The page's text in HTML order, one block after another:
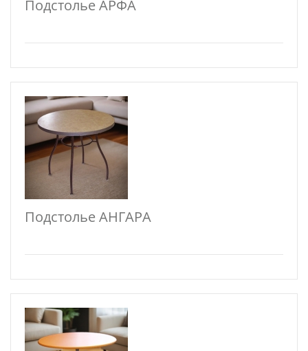
Подстолье АРФА
Подстолье АНГАРА